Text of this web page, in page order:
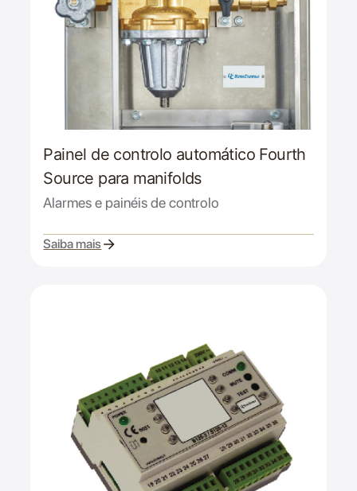
Painel de controlo automático Fourth
Source para manifolds
Alarmes e painéis de controlo
Saiba mais